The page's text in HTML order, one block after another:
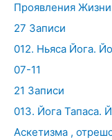
Проявления
27 Записи
012. Ньяса Йога.
07-11
21 Записи
013. Йога Тапаса.
Аскетизма ,